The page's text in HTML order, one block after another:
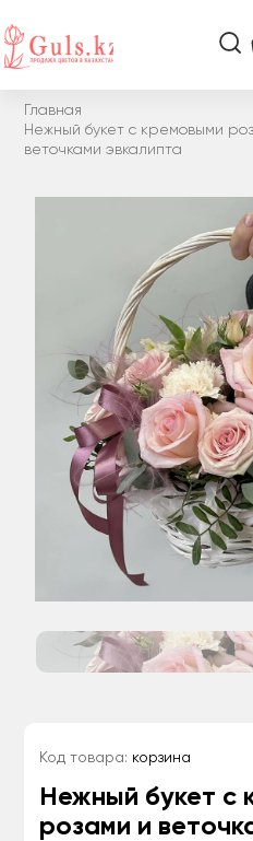
Главная
Нежный букет с кремовыми
веточками эвкалипта
Код товара: корзина
Нежный букет с
розами и